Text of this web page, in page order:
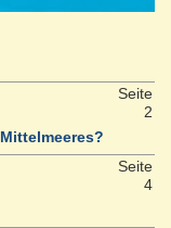
Seite
2
Seite
4